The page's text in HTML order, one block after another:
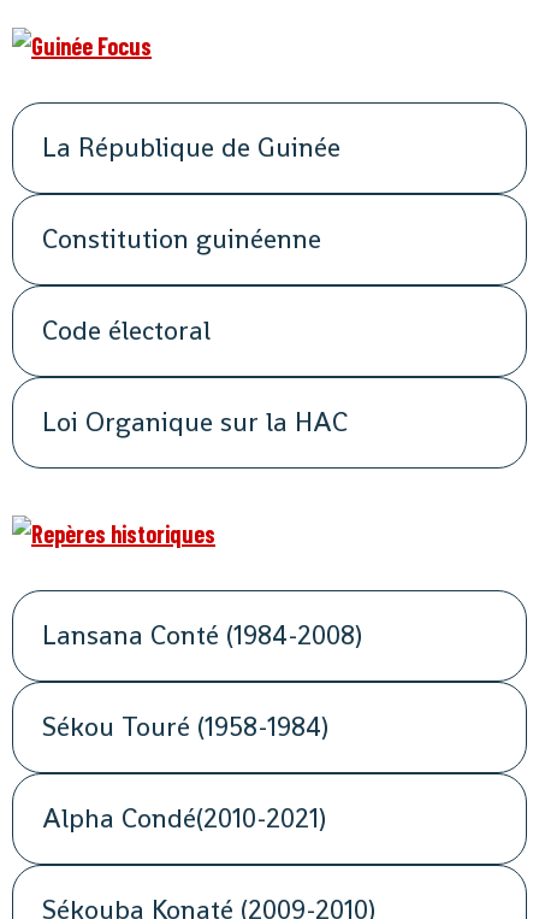
La République de Guinée
Constitution guinéenne
Code électoral
Loi Organique sur la HAC
Lansana Conté (1984-2008)
Sékou Touré (1958-1984)
Alpha Condé(2010-2021)
Sékouba Konaté (2009-2010)